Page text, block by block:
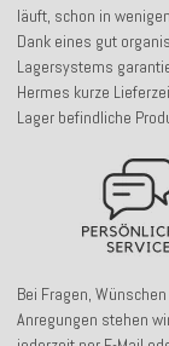
läuft, schon in
Dank eines gut
Lagersystems
Hermes kurze
Lager befindliche
Bei Fragen,
Anregungen stehen